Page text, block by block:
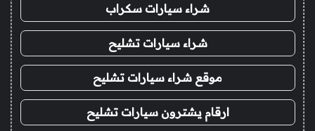
شراء سيارات سكراب
شراء سيارات تشليح
موقع شراء سيارات تشليح
ارقام يشترون سيارات تشليح